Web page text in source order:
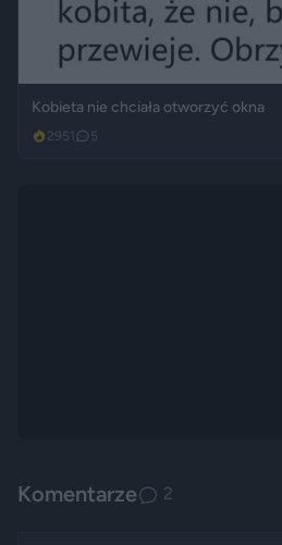
Kobieta nie chciała otworzyć okna
2951 5
Komentarze 2